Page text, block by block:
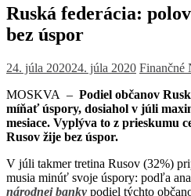
Ruská federácia:
bez úspor
24. júla 202024. júla 2020 Finančné
MOSKVA – Podiel občanov
míňať úspory, dosiahol v júli
mesiace. Vyplýva to z prieskumu
Rusov žije bez úspor.
V júli takmer tretina Rusov (32%)
musia minúť svoje úspory: podľa
národnej banky podiel týchto